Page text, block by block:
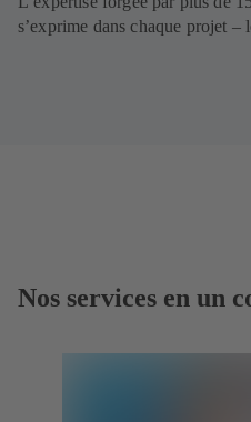
s’exprime dans chaque projet –
Nos services en un